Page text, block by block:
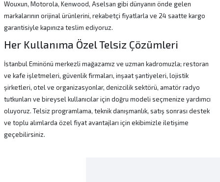
Wouxun, Motorola, Kenwood, Aselsan gibi dünyanın önde gelen
markalarının orijinal ürünlerini, rekabetçi fiyatlarla ve 24 saatte kargo
garantisiyle kapınıza teslim ediyoruz.
Her Kullanıma Özel Telsiz Çözümleri
İstanbul Eminönü merkezli mağazamız ve uzman kadromuzla; restoran
ve kafe işletmeleri, güvenlik firmaları, inşaat şantiyeleri, lojistik
şirketleri, otel ve organizasyonlar, denizcilik sektörü, amatör radyo
tutkunları ve bireysel kullanıcılar için doğru modeli seçmenize yardımcı
oluyoruz. Telsiz programlama, teknik danışmanlık, satış sonrası destek
ve toplu alımlarda özel fiyat avantajları için ekibimizle iletişime
geçebilirsiniz.